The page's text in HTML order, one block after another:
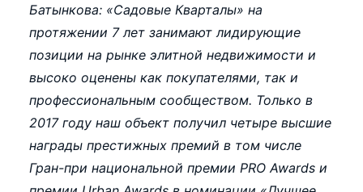
Батынкова: «Садовые Кварталы» на
протяжении 7 лет занимают лидирующие
позиции на рынке элитной недвижимости и
высоко оценены как покупателями, так и
профессиональным сообществом. Только в
2017 году наш объект получил четыре высшие
награды престижных премий в том числе
Гран-при национальной премии PRO Awards и